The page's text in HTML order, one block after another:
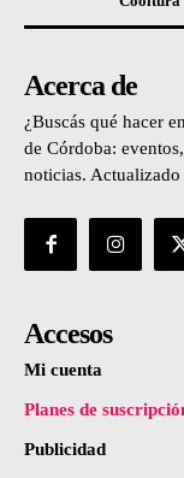
Acerca de
¿Buscás qué hacer
de Córdoba:
noticias. Actualizado
Accesos
Mi cuenta
Planes de
Publicidad